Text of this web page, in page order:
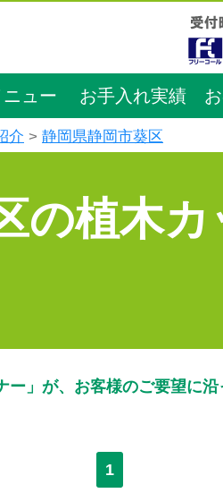
ニュー お手入れ実績
介 静岡県静岡市葵区
の植木
」が、お客様のご要望に
1